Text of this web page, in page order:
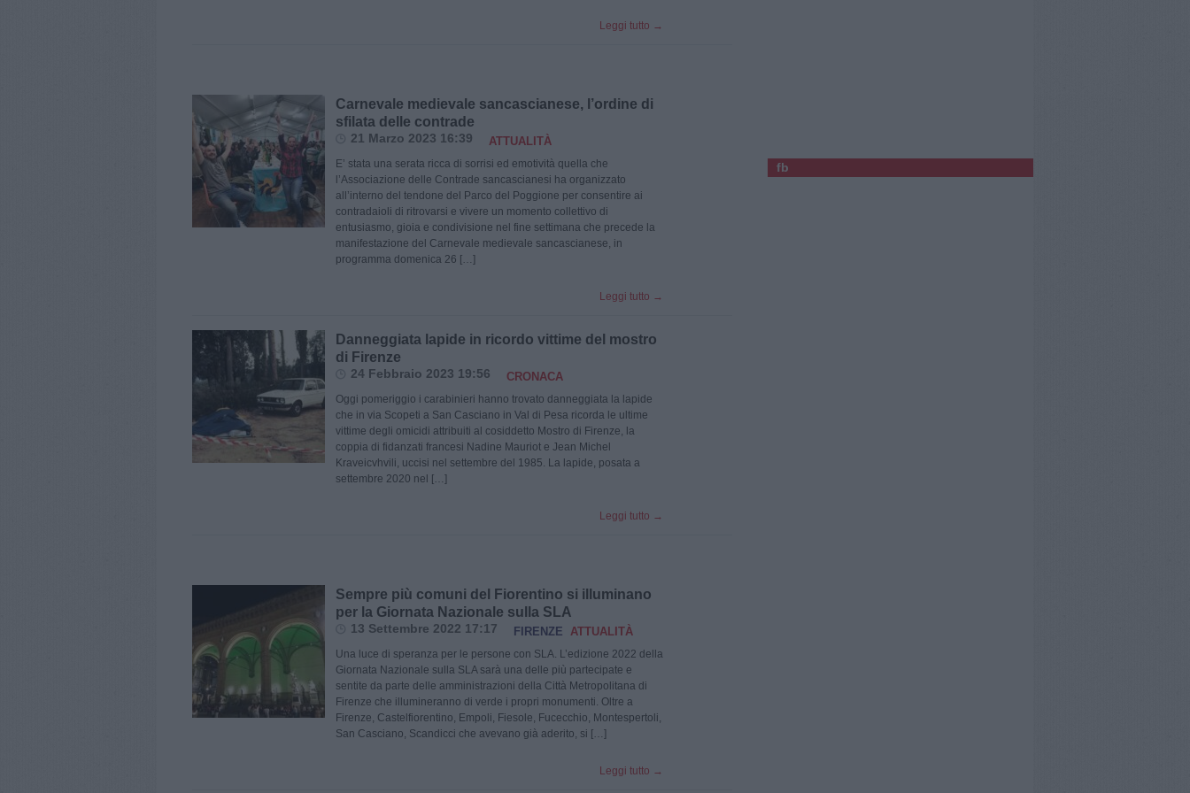
Leggi tutto →
Carnevale medievale sancascianese, l’ordine di
sfilata delle contrade
21 Marzo 2023 16:39 ATTUALITÀ
E’ stata una serata ricca di sorrisi ed emotività quella che
l’Associazione delle Contrade sancascianesi ha organizzato
all’interno del tendone del Parco del Poggione per consentire ai
contradaioli di ritrovarsi e vivere un momento collettivo di
entusiasmo, gioia e condivisione nel fine settimana che precede la
manifestazione del Carnevale medievale sancascianese, in
programma domenica 26 […]
Leggi tutto →
Danneggiata lapide in ricordo vittime del mostro
di Firenze
24 Febbraio 2023 19:56 CRONACA
Oggi pomeriggio i carabinieri hanno trovato danneggiata la lapide
che in via Scopeti a San Casciano in Val di Pesa ricorda le ultime
vittime degli omicidi attribuiti al cosiddetto Mostro di Firenze, la
coppia di fidanzati francesi Nadine Mauriot e Jean Michel
Kraveicvhvili, uccisi nel settembre del 1985. La lapide, posata a
settembre 2020 nel […]
Leggi tutto →
Sempre più comuni del Fiorentino si illuminano
per la Giornata Nazionale sulla SLA
13 Settembre 2022 17:17 FIRENZE ATTUALITÀ
Una luce di speranza per le persone con SLA. L’edizione 2022 della
Giornata Nazionale sulla SLA sarà una delle più partecipate e
sentite da parte delle amministrazioni della Città Metropolitana di
Firenze che illumineranno di verde i propri monumenti. Oltre a
Firenze, Castelfiorentino, Empoli, Fiesole, Fucecchio, Montespertoli,
San Casciano, Scandicci che avevano già aderito, si […]
Leggi tutto →
fb